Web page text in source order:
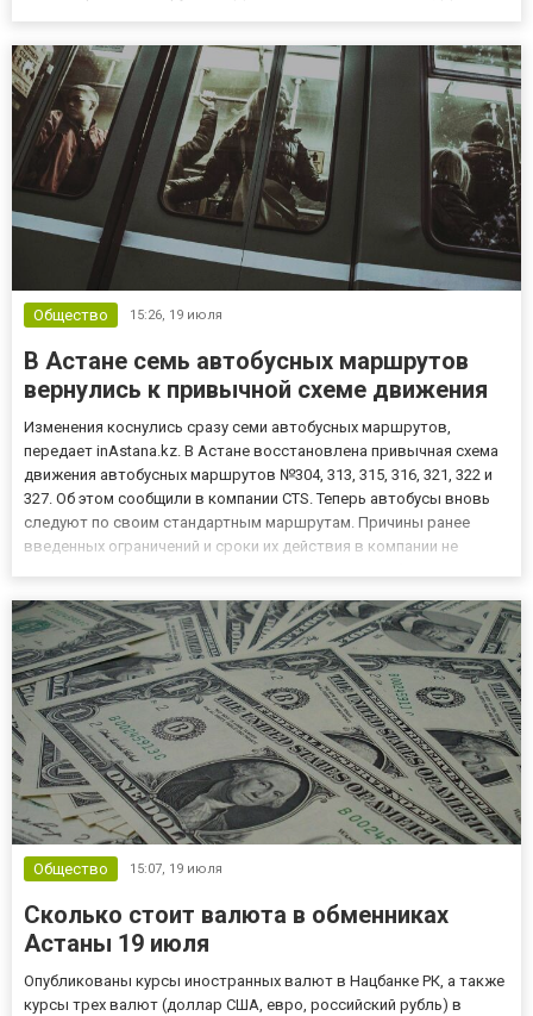
стало нарушен...
Общество 15:26, 19 июля
В Астане семь автобусных маршрутов
вернулись к привычной схеме движения
Изменения коснулись сразу семи автобусных маршрутов,
передает inAstana.kz. В Астане восстановлена привычная схема
движения автобусных маршрутов №304, 313, 315, 316, 321, 322 и
327. Об этом сообщили в компании CTS. Теперь автобусы вновь
следуют по своим стандартным маршрутам. Причины ранее
введенных ограничений и сроки их действия в компании не
Общество 15:07, 19 июля
Сколько стоит валюта в обменниках
Астаны 19 июля
Опубликованы курсы иностранных валют в Нацбанке РК, а также
курсы трех валют (доллар США, евро, российский рубль) в